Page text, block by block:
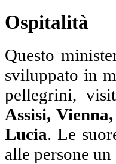
Ospitalità
Questo
sviluppato in
pellegrini,
Assisi,
Lucia. Le
alle persone